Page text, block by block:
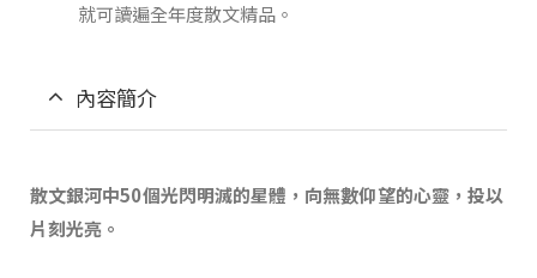
就可讀遍全年度散文精品。
內容簡介
散文銀河中50個光閃明滅的星體，向無數仰望的心靈，投以
片刻光亮。